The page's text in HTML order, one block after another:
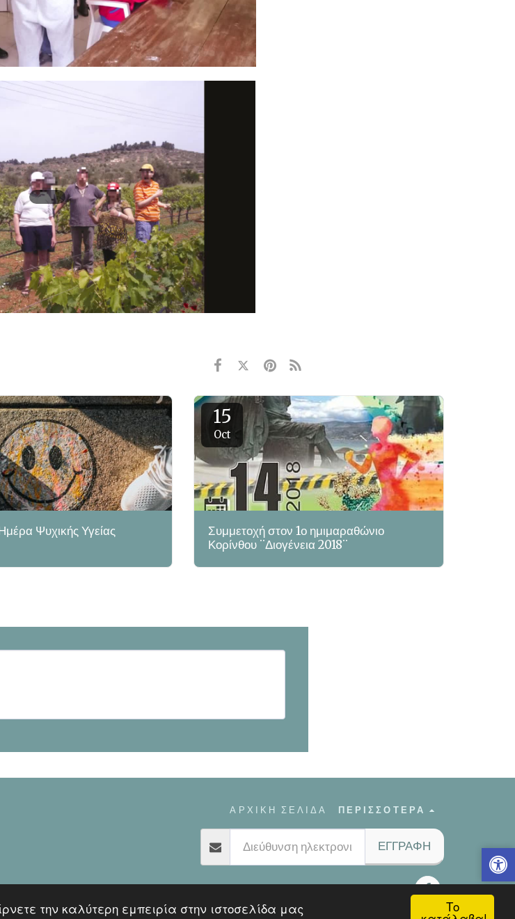
Το
την καλύτερη εμπειρία στην ιστοσελίδα μας
Ψυχικής Υγείας
15
Oct
Συμμετοχή στον 1ο ημιμαραθώνιο
Κορίνθου ¨Διογένεια 2018¨
ΑΡΧΙΚΗ ΣΕΛΙΔΑ ΠΕΡΙΣΣΌΤΕΡΑ
ΕΓΓΡΑΦΉ